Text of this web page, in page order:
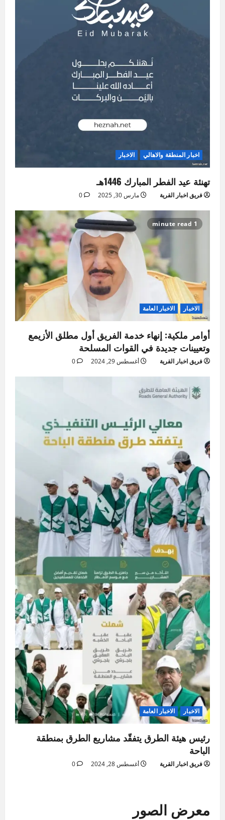
اخبار المنطقة والاهالي الاخبار
تهنئة عيد الفطر المبارك 1446هـ
فريق اخبار القرية مارس 30, 2025 0
1 minute read
الاخبار الاخبار العامة
أوامر ملكية: إنهاء خدمة الفريق أول مطلق الأزيمع
وتعيينات جديدة في القوات المسلحة
فريق اخبار القرية أغسطس 29, 2024 0
الاخبار الاخبار العامة
رئيس هيئة الطرق يتفقّد مشاريع الطرق بمنطقة
الباحة
فريق اخبار القرية أغسطس 28, 2024 0
معرض الصور